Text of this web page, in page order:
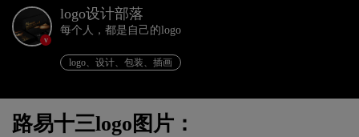
v
logo设计部落
每个人，都是自己的logo
logo、设计、包装、插画
路易十三logo图片：